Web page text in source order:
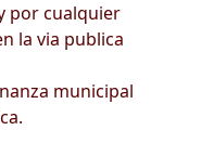
por cualquier
la via publica
municipal